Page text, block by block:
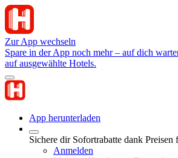
Zur App wechseln
Spare in der App noch mehr – auf dich
auf ausgewählte Hotels.
App herunterladen
Sichere dir Sofortrabatte dank
Anmelden